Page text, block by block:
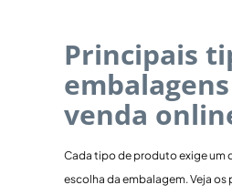
Principais
venda
Cada tipo de produto exige um
escolha da embalagem. Veja